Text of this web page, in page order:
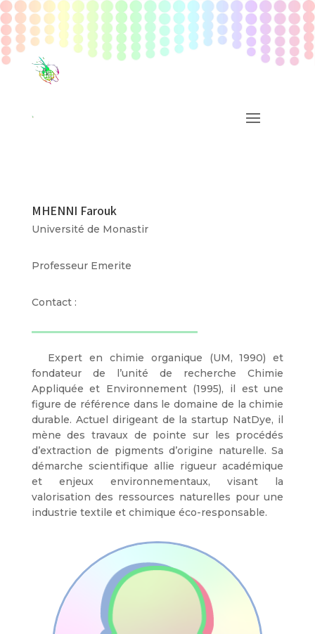
MHENNI Farouk
Université de Monastir
Professeur Emerite
Contact :
Expert en chimie organique (UM, 1990) et
fondateur de l’unité de recherche Chimie
Appliquée et Environnement (1995), il est une
figure de référence dans le domaine de la chimie
durable. Actuel dirigeant de la startup NatDye, il
mène des travaux de pointe sur les procédés
d’extraction de pigments d’origine naturelle. Sa
démarche scientifique allie rigueur académique
et enjeux environnementaux, visant la
valorisation des ressources naturelles pour une
industrie textile et chimique éco-responsable.